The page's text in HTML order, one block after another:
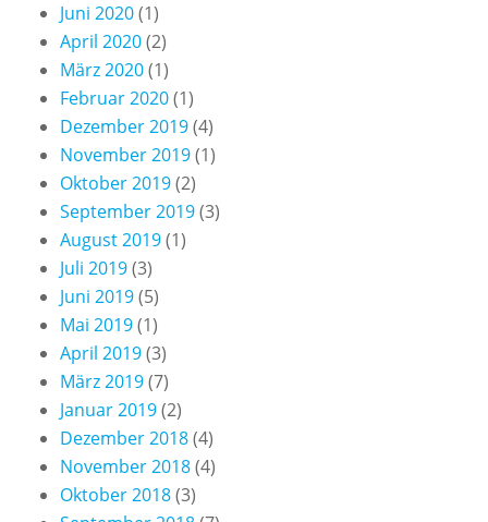
Juni 2020(1)
April 2020(2)
März 2020(1)
Februar 2020(1)
Dezember 2019(4)
November 2019(1)
Oktober 2019(2)
September 2019(3)
August 2019(1)
Juli 2019(3)
Juni 2019(5)
Mai 2019(1)
April 2019(3)
März 2019(7)
Januar 2019(2)
Dezember 2018(4)
November 2018(4)
Oktober 2018(3)